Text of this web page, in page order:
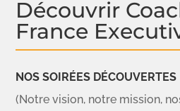
Découvrir
France
NOS SOIRÉES DÉCOUVERTES
(Notre vision, notre mission,